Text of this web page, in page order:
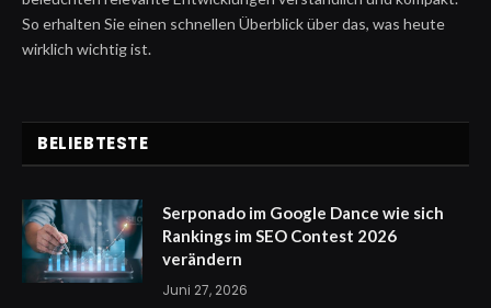
So erhalten Sie einen schnellen Überblick über das, was heute
wirklich wichtig ist.
BELIEBTESTE
Serponado im Google Dance wie sich
Rankings im SEO Contest 2026
verändern
Juni 27, 2026